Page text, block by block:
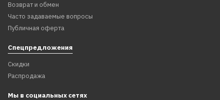
Возврат и обмен
Часто задаваемые вопросы
Публичная оферта
Спецпредложения
Скидки
Распродажа
Мы в социальных сетях